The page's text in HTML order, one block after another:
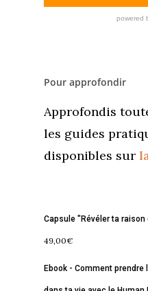
Pour approfondir
Approfondis
les guides
disponibles sur
Capsule "Révéler ta
49,00€
Ebook - Comment